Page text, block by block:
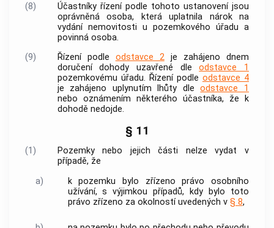
(8)
Účastníky řízení podle tohoto ustanovení jsou
oprávněná osoba, která uplatnila nárok na
vydání nemovitosti u pozemkového úřadu a
povinná osoba.
(9)
Řízení podle odstavce 2je zahájeno dnem
doručení dohody uzavřené dleodstavce 1
pozemkovému úřadu. Řízení podle odstavce 4
je zahájeno uplynutím lhůty dleodstavce 1
nebo oznámením některého účastníka, že k
dohodě nedojde.
§ 11
(1)
Pozemky nebo jejich části nelze vydat v
případě, že
a)
k pozemku bylo zřízeno právo osobního
užívání, s výjimkou případů, kdy bylo toto
právo zřízeno za okolností uvedených v § 8,